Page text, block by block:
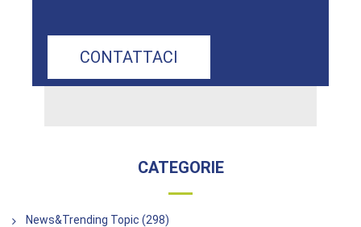
CONTATTACI
CATEGORIE
News&Trending Topic (298)